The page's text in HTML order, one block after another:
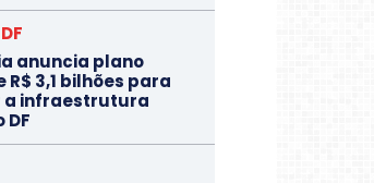
anuncia plano
R$ 3,1 bilhões para
infraestrutura